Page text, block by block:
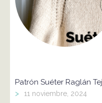
Patrón Suéter Raglán
> 11 noviembre, 2024